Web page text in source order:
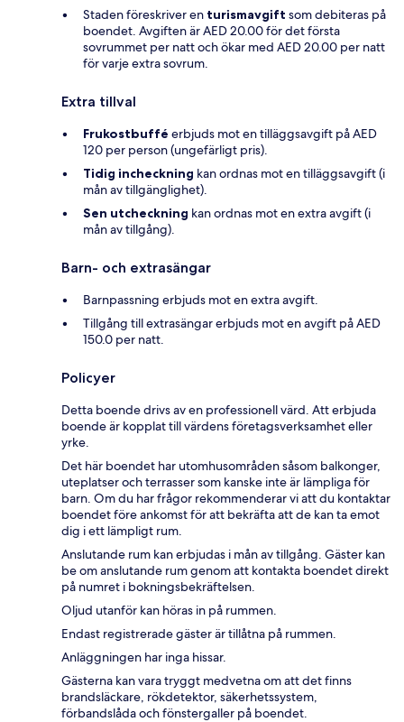
Staden föreskriver en turismavgift som debiteras på
boendet. Avgiften är AED 20.00 för det första
sovrummet per natt och ökar med AED 20.00 per natt
för varje extra sovrum.
Extra tillval
Frukostbuffé erbjuds mot en tilläggsavgift på AED
120 per person (ungefärligt pris).
Tidig incheckning kan ordnas mot en tilläggsavgift (i
mån av tillgänglighet).
Sen utcheckning kan ordnas mot en extra avgift (i
mån av tillgång).
Barn- och extrasängar
Barnpassning erbjuds mot en extra avgift.
Tillgång till extrasängar erbjuds mot en avgift på AED
150.0 per natt.
Policyer
Detta boende drivs av en professionell värd. Att erbjuda
boende är kopplat till värdens företagsverksamhet eller
yrke.
Det här boendet har utomhusområden såsom balkonger,
uteplatser och terrasser som kanske inte är lämpliga för
barn. Om du har frågor rekommenderar vi att du kontaktar
boendet före ankomst för att bekräfta att de kan ta emot
dig i ett lämpligt rum.
Anslutande rum kan erbjudas i mån av tillgång. Gäster kan
be om anslutande rum genom att kontakta boendet direkt
på numret i bokningsbekräftelsen.
Oljud utanför kan höras in på rummen.
Endast registrerade gäster är tillåtna på rummen.
Anläggningen har inga hissar.
Gästerna kan vara tryggt medvetna om att det finns
brandsläckare, rökdetektor, säkerhetssystem,
förbandslåda och fönstergaller på boendet.